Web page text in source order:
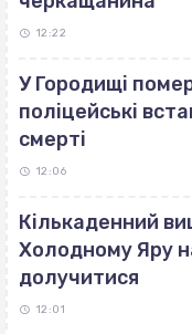
12:22
У Городищі
поліцейські
смерті
12:06
Кількаденний
Холодному Яру
долучитися
12:01